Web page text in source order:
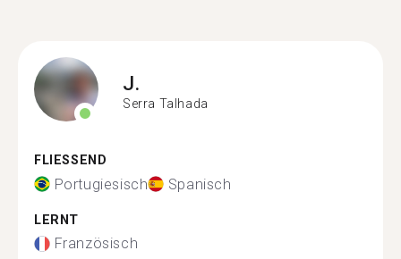
J.
Serra Talhada
FLIESSEND
Portugiesisch Spanisch
LERNT
Französisch